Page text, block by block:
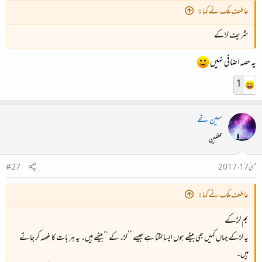
عاطف ملک نے کہا:
شریف لڑکے
یہ حصہ اضافی نہیں
1
سین خے
محفلین
مئی 17، 2017
#27
عاطف ملک نے کہا:
بم لڑکے
یہ لڑکے جہاں کہیں بھی بیٹھے ہوں ایسا لگتا ہے جیسے ’’لڑ۔کے ‘‘بیٹھے ہیں۔ یہ ہر بات کا غصہ کر جاتے
ہیں۔